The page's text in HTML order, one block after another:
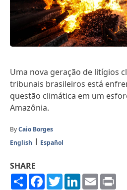
Uma nova geração de litígios
tribunais brasileiros está
questão climática em um
Amazônia.
ByCaio Borges
English
Español
SHARE
ShareFacebook
TwitterLinkedIn
Email